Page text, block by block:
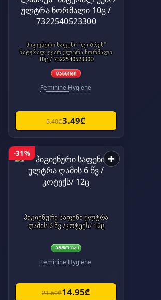
ჰიგიენური საფენი "ლიბრეს"
ნატურალ ქეარ ულტრა ნორმალი
10ც / 7322540523300
Feminine Hygiene
5.40₾3.49₾
-31% +
ჰიგიენური საფენი ულტრა
ღამის 6 წვ /კოტექს/ 12ც
Feminine Hygiene
21.60₾14.95₾